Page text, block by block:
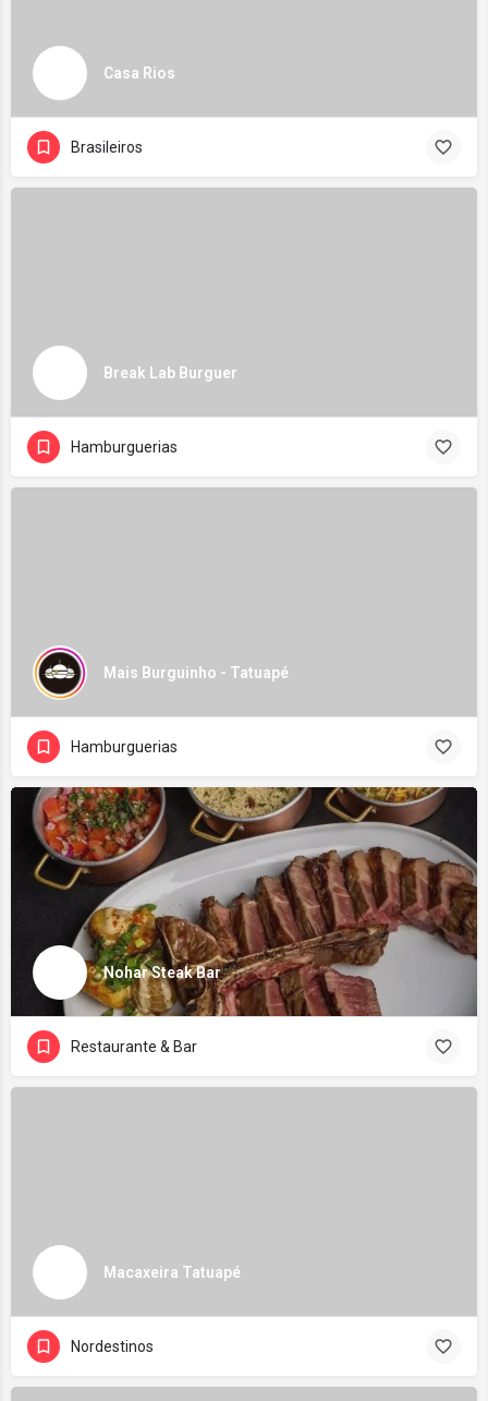
Casa Rios
Brasileiros
Break Lab Burguer
Hamburguerias
Mais Burguinho - Tatuapé
Hamburguerias
Nohar Steak Bar
Restaurante & Bar
Macaxeira Tatuapé
Nordestinos